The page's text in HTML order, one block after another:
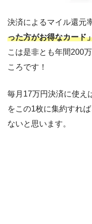
決済によるマイル還元
った方がお得なカード
こは是非とも年間200
ころです！
毎月17万円決済に使え
をこの1枚に集約すれ
ないと思います。